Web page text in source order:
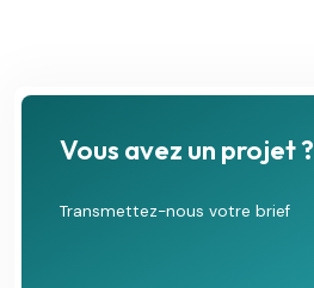
Vous avez un projet ?
Transmettez-nous votre brief